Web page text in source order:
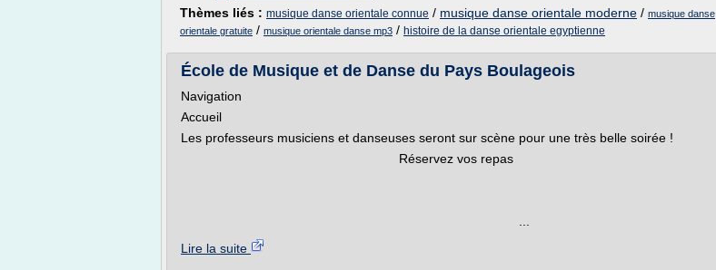
Thèmes liés : musique danse orientale connue / musique danse orientale moderne / musique danse
orientale gratuite / musique orientale danse mp3 / histoire de la danse orientale egyptienne
École de Musique et de Danse du Pays Boulageois
Navigation
Accueil
Les professeurs musiciens et danseuses seront sur scène pour une très belle soirée !
Réservez vos repas
Lire la suite